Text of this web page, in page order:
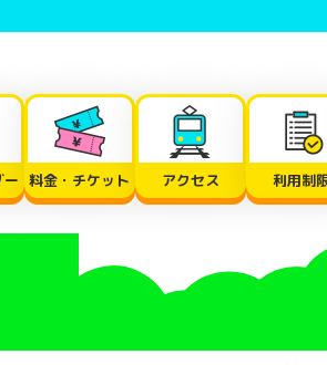
ー 料金・チケット アクセス 利用制